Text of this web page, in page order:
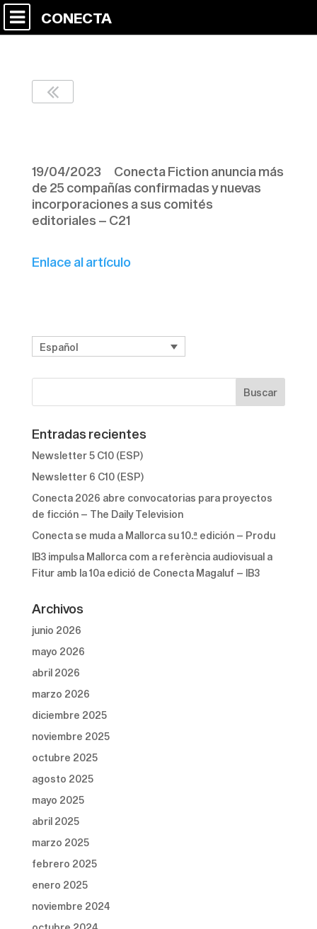
CONECTA
19/04/2023 Conecta Fiction anuncia más
de 25 compañías confirmadas y nuevas
incorporaciones a sus comités
editoriales – C21
Enlace al artículo
Español
Entradas recientes
Newsletter 5 C10 (ESP)
Newsletter 6 C10 (ESP)
Conecta 2026 abre convocatorias para proyectos
de ficción – The Daily Television
Conecta se muda a Mallorca su 10.ª edición – Produ
IB3 impulsa Mallorca com a referència audiovisual a
Fitur amb la 10a edició de Conecta Magaluf – IB3
Archivos
junio 2026
mayo 2026
abril 2026
marzo 2026
diciembre 2025
noviembre 2025
octubre 2025
agosto 2025
mayo 2025
abril 2025
marzo 2025
febrero 2025
enero 2025
noviembre 2024